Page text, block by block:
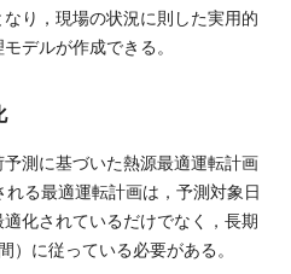
り，現場の状況に則した実用的
デルが作成できる。
測に基づいた熱源最適運転計画
る最適運転計画は，予測対象日
化されているだけでなく，長期
）に従っている必要がある。